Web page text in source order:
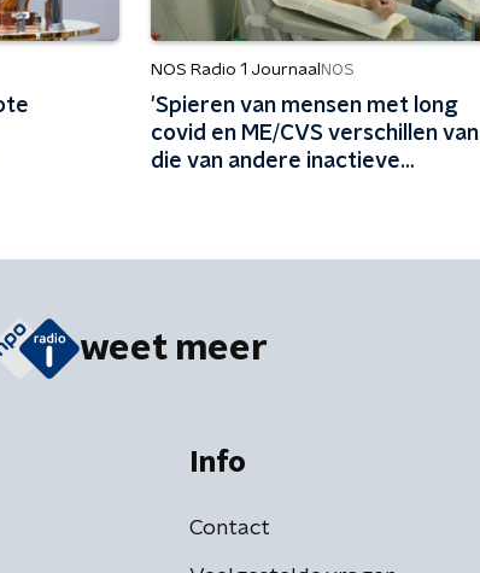
NOS Radio 1 Journaal NOS
'Spieren van mensen met long
covid en ME/CVS verschillen van
die van andere inactieve
weet meer
Info
Contact